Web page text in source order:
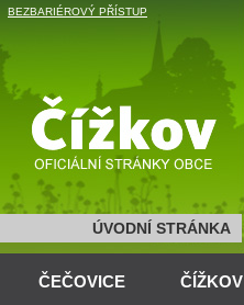
BEZBARIÉROVÝ PŘÍSTUP
ÚVODNÍ STRÁNKA
ČEČOVICE ČÍŽKOV